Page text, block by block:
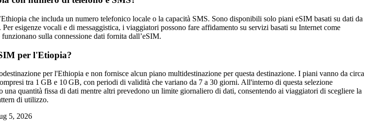
che includa un numero telefonico locale o la capacità SMS. Sono disponibili solo piani eSIM basati su dati da
esigenze vocali e di messaggistica, i viaggiatori possono fare affidamento su servizi basati su Internet come
sulla connessione dati fornita dall’eSIM.
per l'Etiopia?
per l'Ethiopia e non fornisce alcun piano multidestinazione per questa destinazione. I piani vanno da circa
tra 1 GB e 10 GB, con periodi di validità che variano da 7 a 30 giorni. All'interno di questa selezione
quantità fissa di dati mentre altri prevedono un limite giornaliero di dati, consentendo ai viaggiatori di scegliere la
di utilizzo.
5, 2026